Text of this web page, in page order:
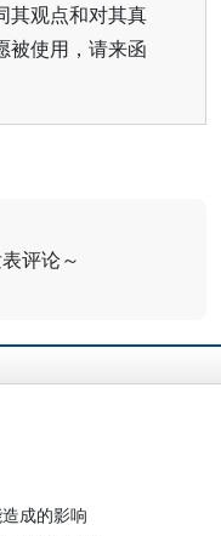
其观点和对其真
被使用，请来函
评论～
成的影响